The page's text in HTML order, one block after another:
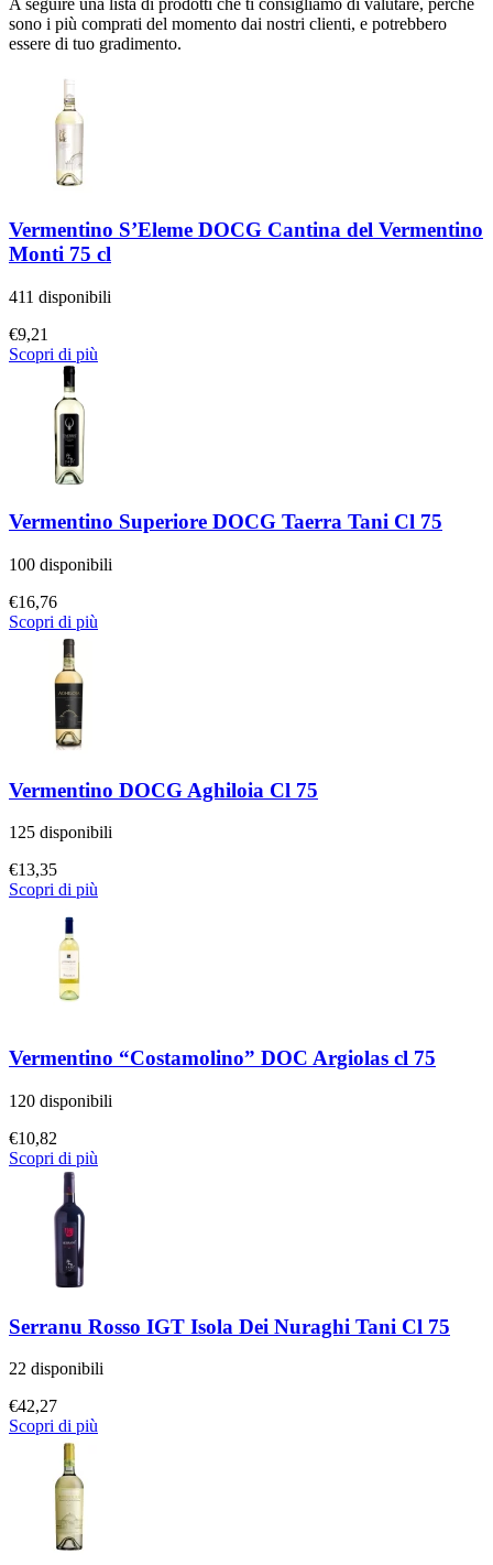
A seguire una lista di prodotti che ti consigliamo di valutare, perchè
sono i più comprati del momento dai nostri clienti, e potrebbero
essere di tuo gradimento.
Vermentino S’Eleme DOCG Cantina del Vermentino
Monti 75 cl
411 disponibili
€9,21
Scopri di più
Vermentino Superiore DOCG Taerra Tani Cl 75
100 disponibili
€16,76
Scopri di più
Vermentino DOCG Aghiloia Cl 75
125 disponibili
€13,35
Scopri di più
Vermentino “Costamolino” DOC Argiolas cl 75
120 disponibili
€10,82
Scopri di più
Serranu Rosso IGT Isola Dei Nuraghi Tani Cl 75
22 disponibili
€42,27
Scopri di più